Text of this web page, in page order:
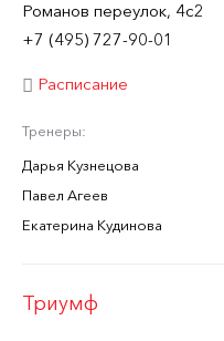
Романов переулок, 4с2
+7 (495) 727-90-01
Расписание
Тренеры:
Дарья Кузнецова
Павел Агеев
Екатерина Кудинова
Триумф